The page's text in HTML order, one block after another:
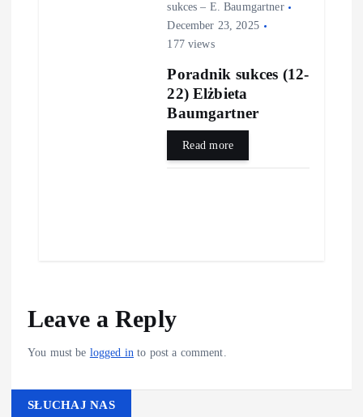
sukces – E. Baumgartner
December 23, 2025
177 views
Poradnik sukces (12-
22) Elżbieta
Baumgartner
Read more
Leave a Reply
You must be logged in to post a comment.
SŁUCHAJ NAS